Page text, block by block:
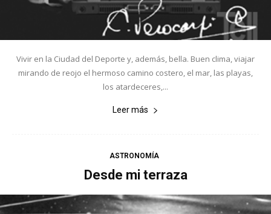
Vivir en la Ciudad del Deporte y, además, bella. Buen clima, viajar
mirando de reojo el hermoso camino costero, el mar, las playas,
los atardeceres,...
Leer más
ASTRONOMÍA
Desde mi terraza